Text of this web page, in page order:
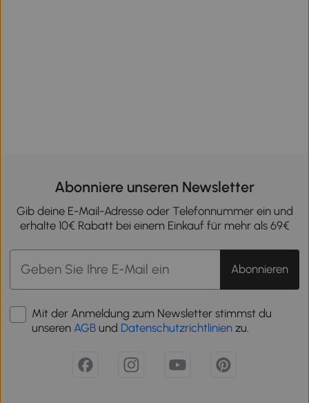
Abonniere unseren Newsletter
Gib deine E-Mail-Adresse oder Telefonnummer ein und
erhalte 10€ Rabatt bei einem Einkauf für mehr als 69€
Abonnieren
Mit der Anmeldung zum Newsletter stimmst du
unseren AGB und Datenschutzrichtlinien zu.